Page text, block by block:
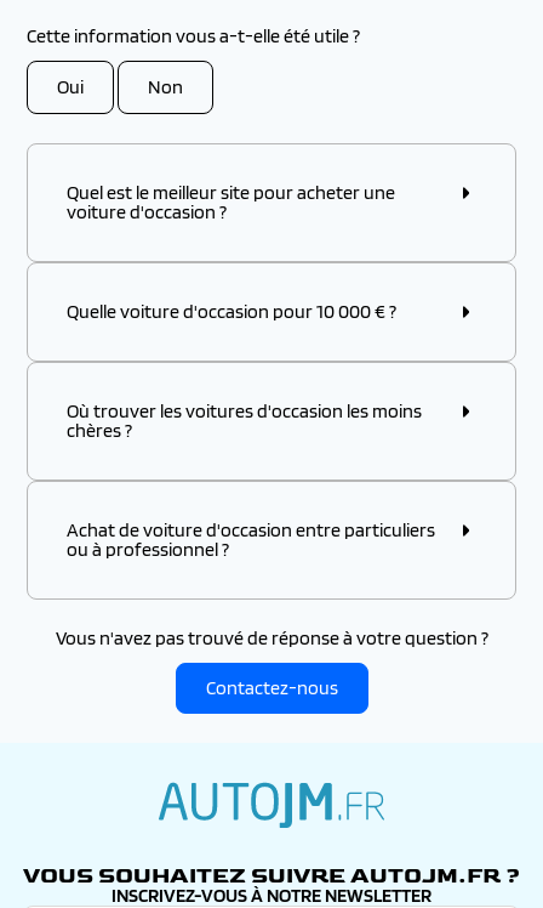
Cette information vous a-t-elle été utile ?
Oui Non
Quel est le meilleur site pour acheter une
voiture d'occasion ?
Quelle voiture d'occasion pour 10 000 € ?
Où trouver les voitures d'occasion les moins
chères ?
Achat de voiture d'occasion entre particuliers
ou à professionnel ?
Vous n'avez pas trouvé de réponse à votre question ?
Contactez-nous
VOUS SOUHAITEZ SUIVRE AUTOJM.FR ?
INSCRIVEZ-VOUS À NOTRE NEWSLETTER